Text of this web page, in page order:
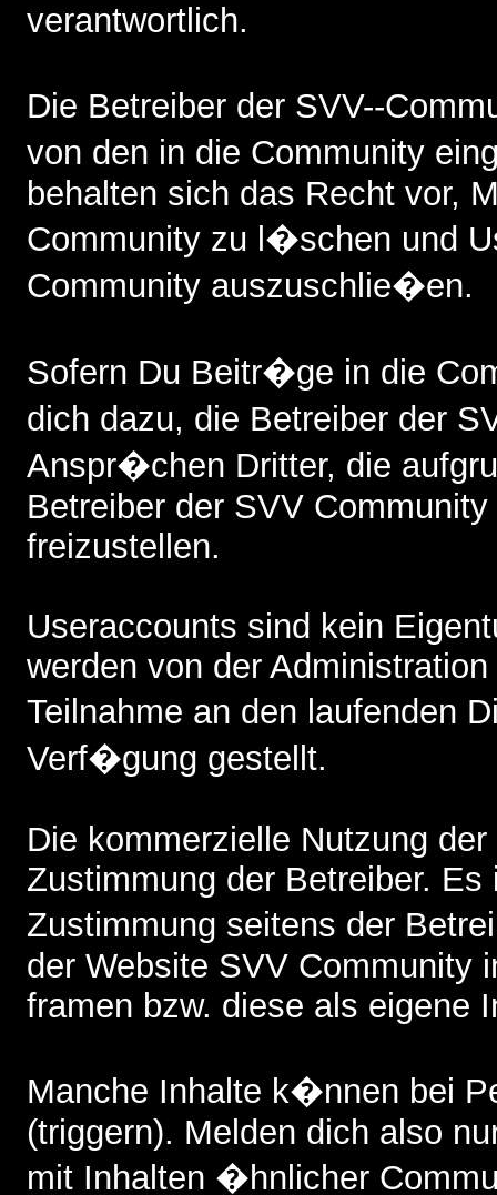
verantwortlich.
Die Betreiber der SVV--
von den in die Community
behalten sich das Recht vor,
Community zu l�schen und
Community auszuschlie�en.
Sofern Du Beitr�ge in die
dich dazu, die Betreiber der
Anspr�chen Dritter, die
Betreiber der SVV
freizustellen.
Useraccounts sind kein
werden von der
Teilnahme an den laufenden
Verf�gung gestellt.
Die kommerzielle Nutzung
Zustimmung der Betreiber.
Zustimmung seitens der
der Website SVV Community
framen bzw. diese als eigene
Manche Inhalte k�nnen bei
(triggern). Melden dich also
mit Inhalten �hnlicher